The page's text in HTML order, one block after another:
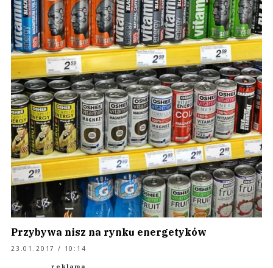
Przybywa nisz na rynku energetyków
23.01.2017 / 10:14